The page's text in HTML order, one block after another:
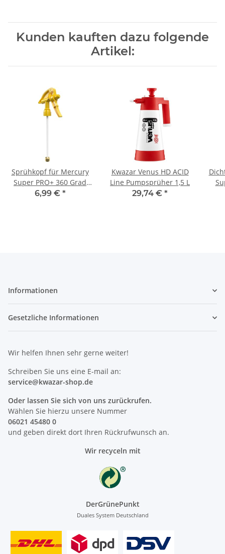
Kunden kauften dazu folgende
Artikel:
Sprühkopf für Mercury
Super PRO+ 360 Grad
VITON 1,0 Liter gelb
6,99 € *
Kwazar Venus HD ACID
Line Pumpsprüher 1,5 L
29,74 € *
Informationen
Gesetzliche Informationen
Wir helfen Ihnen sehr gerne weiter!
Schreiben Sie uns eine E-mail an:
service@kwazar-shop.de
Oder lassen Sie sich von uns zurückrufen.
Wählen Sie hierzu unsere Nummer
06021 45480 0
und geben direkt dort Ihren Rückrufwunsch an.
Wir recyceln mit
DerGrünePunkt
Duales System Deutschland